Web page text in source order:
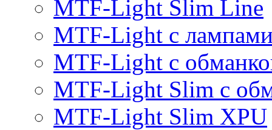
MTF-Light Slim Line
MTF-Light с
MTF-Light с
MTF-Light Slim с
MTF-Light Slim XPU